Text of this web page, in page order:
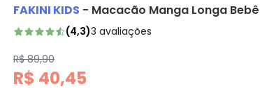
FAKINI KIDS - Macacão Manga Longa
(4,3)3 avaliações
R$ 89,90
R$ 40,45